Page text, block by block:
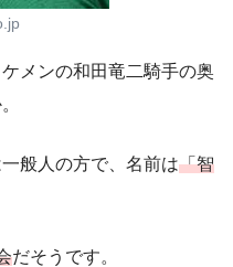
メンの和田竜二騎手の奥
般人の方で、名前は「智
だそうです。